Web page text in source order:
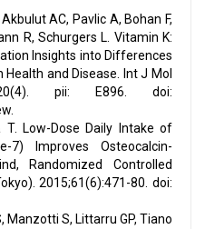
AC, Pavlic A, Bohan F,
R, Schurgers L. Vitamin K:
Insights into Differences
and Disease. Int J Mol
pii: E896. doi:
T. Low-Dose Daily Intake of
7) Improves Osteocalcin-
Randomized Controlled
2015;61(6):471-80. doi:
Manzotti S, Littarru GP, Tiano